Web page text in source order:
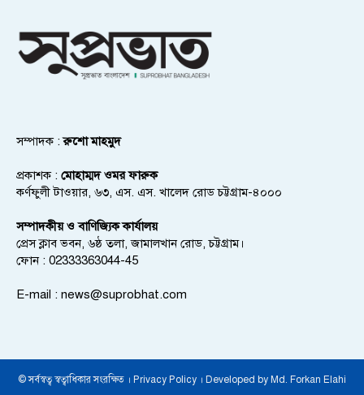
সম্পাদক :রুশো মাহমুদ
প্রকাশক : মোহাম্মদ ওমর ফারুক
কর্ণফুলী টাওয়ার, ৬৩, এস. এস. খালেদ রোড চট্টগ্রাম-৪০০০
সম্পাদকীয় ও বাণিজ্যিক কার্যালয়
প্রেস ক্লাব ভবন, ৬ষ্ঠ তলা, জামালখান রোড, চট্টগ্রাম।
ফোন : 02333363044-45
E-mail : news@suprobhat.com
© সর্বস্বত্ব স্বত্বাধিকার সংরক্ষিত । Privacy Policy । Developed by Md. Forkan Elahi